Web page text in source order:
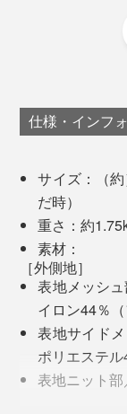
専用の別売カバー をつ
ひと月以上、
たのか、以前は
で、高低差の
中材は、枕の
アタマを直接
用。ごらんのよ
体が入っていま
以前、病院に
その私が、初め
られない思いで
仕様・インフ
サイズ：（
だ時）
重さ：約
素材：
［外側地］
表地メッシ
イロン44％
表地サイド
ポリエステ
表地ニット